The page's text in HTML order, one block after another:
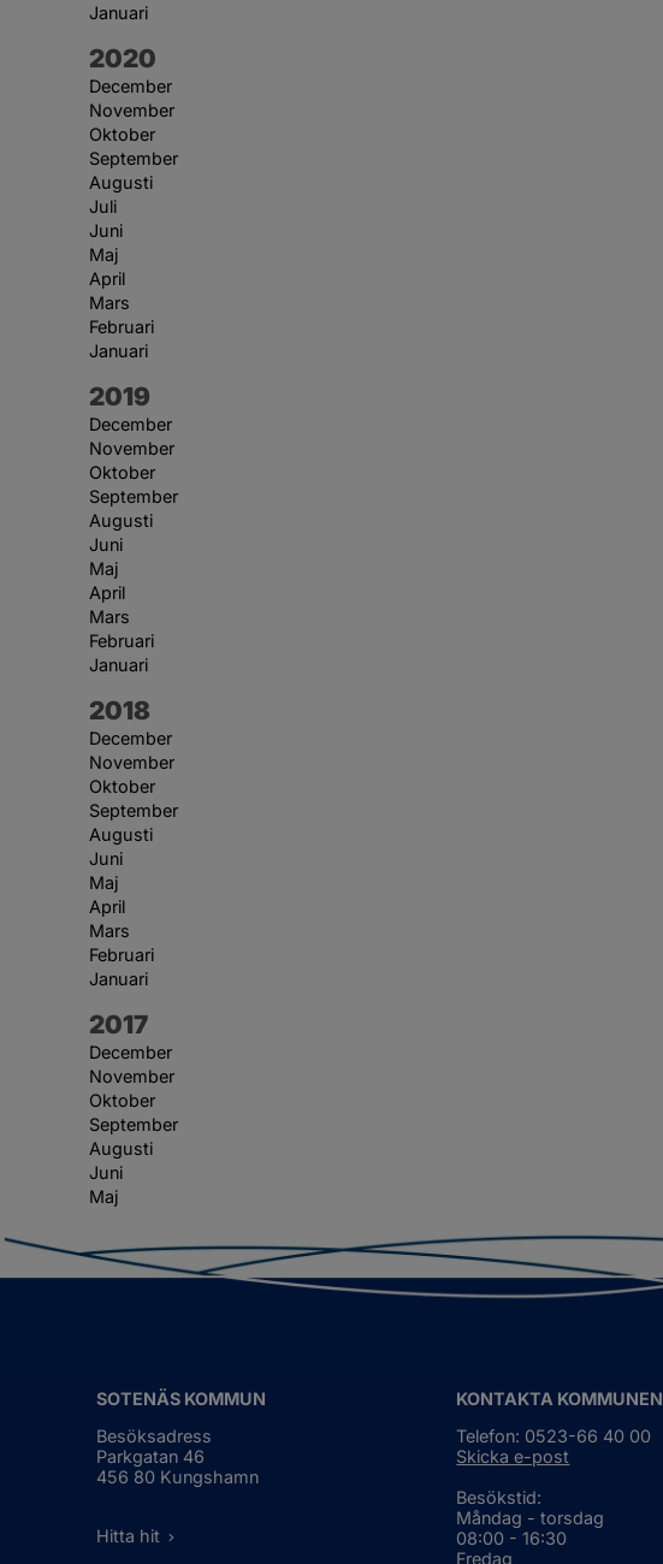
Januari
År:
2020
December
November
Oktober
September
Augusti
Juli
Juni
Maj
April
Mars
Februari
Januari
År:
2019
December
November
Oktober
September
Augusti
Juni
Maj
April
Mars
Februari
Januari
År:
2018
December
November
Oktober
September
Augusti
Juni
Maj
April
Mars
Februari
Januari
År:
2017
December
November
Oktober
September
Augusti
Juni
Maj
SOTENÄS KOMMUN
Besöksadress
Parkgatan 46
456 80 Kungshamn
Hitta hit
KONTAKTA KOMMUNEN
Telefon: 0523-66 40 00
Skicka e-post
Besökstid:
Måndag - torsdag
08:00 - 16:30
Fredag